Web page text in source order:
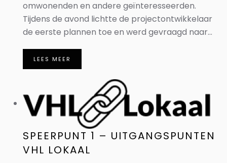
omwonenden en andere geïnteresseerden.
Tijdens de avond lichtte de projectontwikkelaar
de eerste plannen toe en werd gevraagd naar...
LEES MEER
SPEERPUNT 1 – UITGANGSPUNTEN
VHL LOKAAL